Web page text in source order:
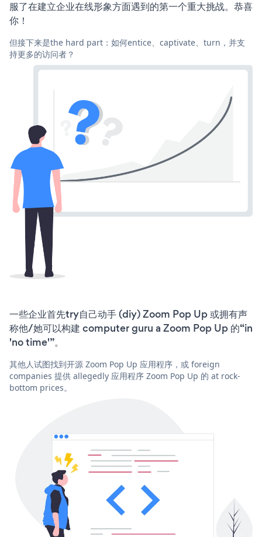
服了在建立企业在线形象方面遇到的第一个重大挑战。恭喜
你！
但接下来是the hard part：如何entice、captivate、turn，并支
持更多的访问者？
一些企业首先try自己动手 (diy) Zoom Pop Up 或拥有声
称他/她可以构建 computer guru a Zoom Pop Up 的“in
'no time'”。
其他人试图找到开源 Zoom Pop Up 应用程序，或 foreign
companies 提供 allegedly 应用程序 Zoom Pop Up 的 at rock-
bottom prices。